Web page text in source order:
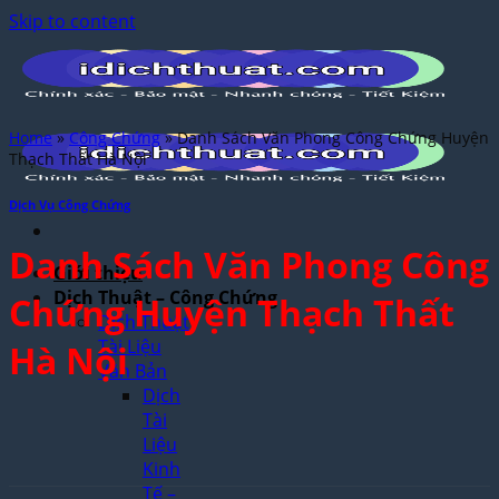
Skip to content
Giới thiệu
Dịch Thuật – Công Chứng
Dịch Thuật
Tài Liệu
Văn Bản
Dịch
Tài
Liệu
Kinh
Tế –
Home»Công Chứng»Danh Sách Văn Phong Công Chứng Huyện
Thạch Thất Hà Nội
Dịch Vụ Công Chứng
Danh Sách Văn Phong Công
Chứng Huyện Thạch Thất
Hà Nội